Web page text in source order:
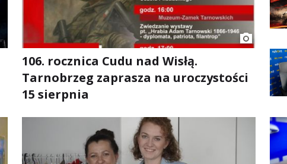
106. rocznica Cudu nad Wisłą.
Tarnobrzeg zaprasza na uroczystości
15 sierpnia